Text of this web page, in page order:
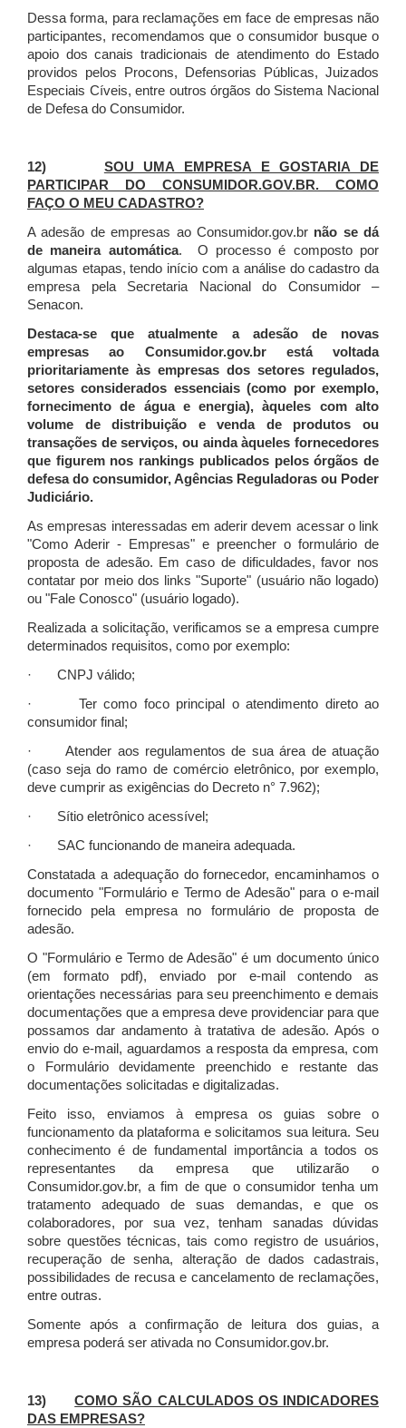
Dessa forma, para reclamações em face de empresas não
participantes, recomendamos que o consumidor busque o
apoio dos canais tradicionais de atendimento do Estado
providos pelos Procons, Defensorias Públicas, Juizados
Especiais Cíveis, entre outros órgãos do Sistema Nacional
de Defesa do Consumidor.
12) SOU UMA EMPRESA E GOSTARIA DE
PARTICIPAR DO CONSUMIDOR.GOV.BR. COMO
FAÇO O MEU CADASTRO?
A adesão de empresas ao Consumidor.gov.br não se dá
de maneira automática. O processo é composto por
algumas etapas, tendo início com a análise do cadastro da
empresa pela Secretaria Nacional do Consumidor –
Senacon.
Destaca-se que atualmente a adesão de novas
empresas ao Consumidor.gov.br está voltada
prioritariamente às empresas dos setores regulados,
setores considerados essenciais (como por exemplo,
fornecimento de água e energia), àqueles com alto
volume de distribuição e venda de produtos ou
transações de serviços, ou ainda àqueles fornecedores
que figurem nos rankings publicados pelos órgãos de
defesa do consumidor, Agências Reguladoras ou Poder
Judiciário.
As empresas interessadas em aderir devem acessar o link
"Como Aderir - Empresas" e preencher o formulário de
proposta de adesão. Em caso de dificuldades, favor nos
contatar por meio dos links "Suporte" (usuário não logado)
ou "Fale Conosco" (usuário logado).
Realizada a solicitação, verificamos se a empresa cumpre
determinados requisitos, como por exemplo:
· CNPJ válido;
· Ter como foco principal o atendimento direto ao
consumidor final;
· Atender aos regulamentos de sua área de atuação
(caso seja do ramo de comércio eletrônico, por exemplo,
deve cumprir as exigências do Decreto n° 7.962);
· Sítio eletrônico acessível;
· SAC funcionando de maneira adequada.
Constatada a adequação do fornecedor, encaminhamos o
documento "Formulário e Termo de Adesão" para o e-mail
fornecido pela empresa no formulário de proposta de
adesão.
O "Formulário e Termo de Adesão" é um documento único
(em formato pdf), enviado por e-mail contendo as
orientações necessárias para seu preenchimento e demais
documentações que a empresa deve providenciar para que
possamos dar andamento à tratativa de adesão. Após o
envio do e-mail, aguardamos a resposta da empresa, com
o Formulário devidamente preenchido e restante das
documentações solicitadas e digitalizadas.
Feito isso, enviamos à empresa os guias sobre o
funcionamento da plataforma e solicitamos sua leitura. Seu
conhecimento é de fundamental importância a todos os
representantes da empresa que utilizarão o
Consumidor.gov.br, a fim de que o consumidor tenha um
tratamento adequado de suas demandas, e que os
colaboradores, por sua vez, tenham sanadas dúvidas
sobre questões técnicas, tais como registro de usuários,
recuperação de senha, alteração de dados cadastrais,
possibilidades de recusa e cancelamento de reclamações,
entre outras.
Somente após a confirmação de leitura dos guias, a
empresa poderá ser ativada no Consumidor.gov.br.
13)COMO SÃO CALCULADOS OS INDICADORES
DAS EMPRESAS?